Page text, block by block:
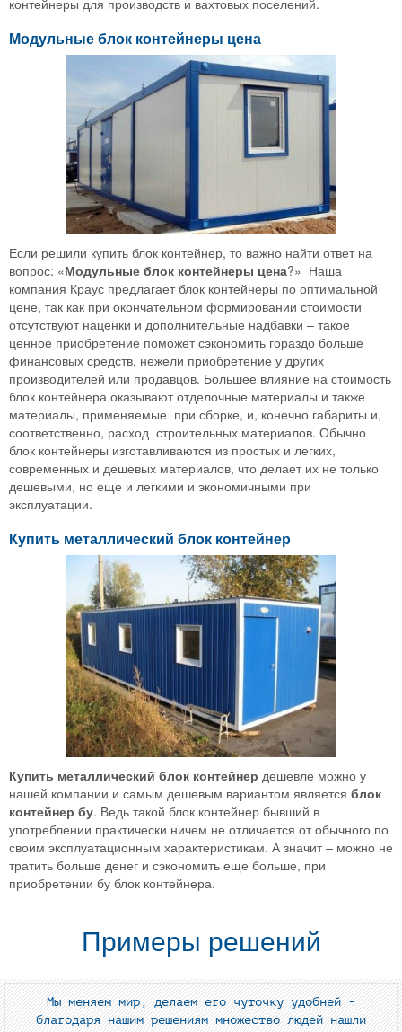
Модульные блок контейнеры цена
Если решили купить блок контейнер, то важно найти ответ на
вопрос: «Модульные блок контейнеры цена?» Наша
компания Краус предлагает блок контейнеры по оптимальной
цене, так как при окончательном формировании стоимости
отсутствуют наценки и дополнительные надбавки – такое
ценное приобретение поможет сэкономить гораздо больше
финансовых средств, нежели приобретение у других
производителей или продавцов. Большее влияние на стоимость
блок контейнера оказывают отделочные материалы и также
материалы, применяемые при сборке, и, конечно габариты и,
соответственно, расход строительных материалов. Обычно
блок контейнеры изготавливаются из простых и легких,
современных и дешевых материалов, что делает их не только
дешевыми, но еще и легкими и экономичными при
эксплуатации.
Купить металлический блок контейнер
Купить металлический блок контейнер дешевле можно у
нашей компании и самым дешевым вариантом является блок
контейнер бу. Ведь такой блок контейнер бывший в
употреблении практически ничем не отличается от обычного по
своим эксплуатационным характеристикам. А значит – можно не
тратить больше денег и сэкономить еще больше, при
приобретении бу блок контейнера.
Примеры решений
Мы меняем мир, делаем его чуточку удобней -
благодаря нашим решениям множество людей нашли